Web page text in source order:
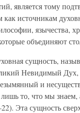
является тому
источникам
язычества,
объединяют
сущность,
Невидимый
и
то, что мы
Эта сущность